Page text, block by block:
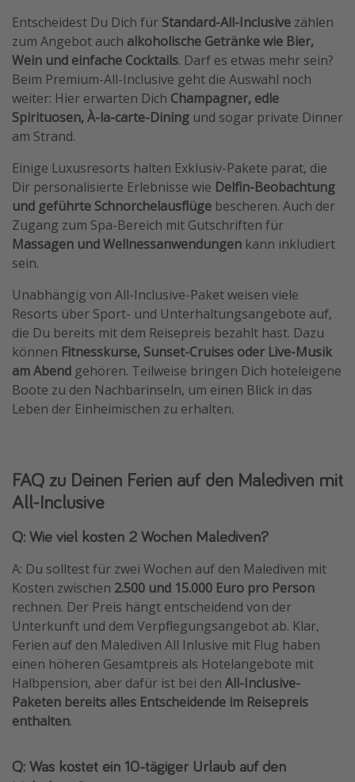
Entscheidest Du Dich für Standard-All-Inclusive zählen
zum Angebot auch alkoholische Getränke wie Bier,
Wein und einfache Cocktails. Darf es etwas mehr sein?
Beim Premium-All-Inclusive geht die Auswahl noch
weiter: Hier erwarten Dich Champagner, edle
Spirituosen, À-la-carte-Dining und sogar private Dinner
am Strand.
Einige Luxusresorts halten Exklusiv-Pakete parat, die
Dir personalisierte Erlebnisse wie Delfin-Beobachtung
und geführte Schnorchelausflüge bescheren. Auch der
Zugang zum Spa-Bereich mit Gutschriften für
Massagen und Wellnessanwendungen kann inkludiert
sein.
Unabhängig von All-Inclusive-Paket weisen viele
Resorts über Sport- und Unterhaltungsangebote auf,
die Du bereits mit dem Reisepreis bezahlt hast. Dazu
können Fitnesskurse, Sunset-Cruises oder Live-Musik
am Abend gehören. Teilweise bringen Dich hoteleigene
Boote zu den Nachbarinseln, um einen Blick in das
Leben der Einheimischen zu erhalten.
FAQ zu Deinen Ferien auf den Malediven mit
All-Inclusive
Q: Wie viel kosten 2 Wochen Malediven?
A: Du solltest für zwei Wochen auf den Malediven mit
Kosten zwischen 2.500 und 15.000 Euro pro Person
rechnen. Der Preis hängt entscheidend von der
Unterkunft und dem Verpflegungsangebot ab. Klar,
Ferien auf den Malediven All Inlusive mit Flug haben
einen höheren Gesamtpreis als Hotelangebote mit
Halbpension, aber dafür ist bei den All-Inclusive-
Paketen bereits alles Entscheidende im Reisepreis
enthalten.
Q: Was kostet ein 10-tägiger Urlaub auf den